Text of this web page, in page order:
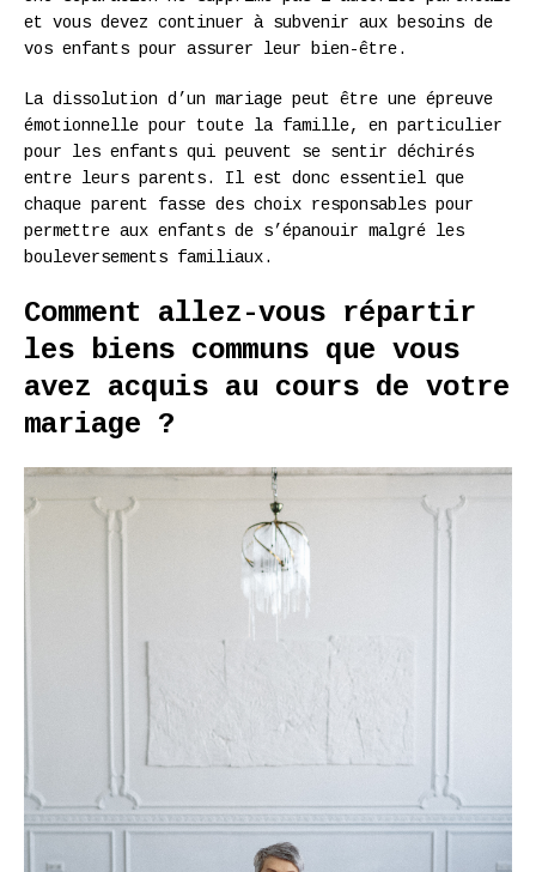
et vous devez continuer à subvenir aux besoins de
vos enfants pour assurer leur bien-être.
La dissolution d’un mariage peut être une épreuve
émotionnelle pour toute la famille, en particulier
pour les enfants qui peuvent se sentir déchirés
entre leurs parents. Il est donc essentiel que
chaque parent fasse des choix responsables pour
permettre aux enfants de s’épanouir malgré les
bouleversements familiaux.
Comment allez-vous répartir
les biens communs que vous
avez acquis au cours de votre
mariage ?